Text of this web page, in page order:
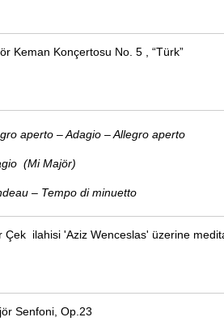
Keman Konçertosu No. 5 , “Türk”
aperto – Adagio – Allegro aperto
(Mi Majör)
– Tempo di minuetto
Çek ilahisi 'Aziz Wenceslas' üzerine
Senfoni, Op.23